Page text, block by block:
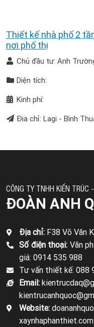
Thiết kế nhà phố 2
nơi phố thị
Chủ đầu tư: Anh
Diện tích:
Kinh phí:
Địa chỉ: Lagi - Bình
CÔNG TY TNHH KIẾN TRÚC
ĐOÀN ANH
Địa chỉ: F38 Võ Văn
Số điện thoại: Văn
giá: 0914 535 988
Tư vấn thiết kế: 088
Email:
Website:
xaynhaphanthiet.com